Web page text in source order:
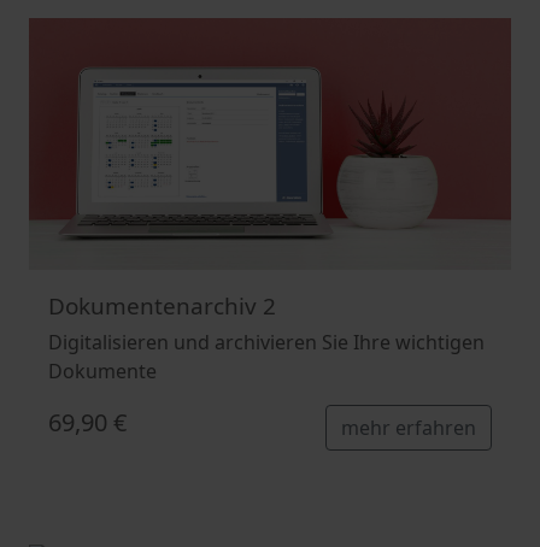
Dokumentenarchiv 2
Digitalisieren und archivieren Sie Ihre wichtigen
Dokumente
69,90 € mehr erfahren